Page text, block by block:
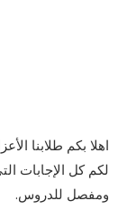
اهلا بكم طلابنا
لكم كل الإجابات
ومفصل للدروس.